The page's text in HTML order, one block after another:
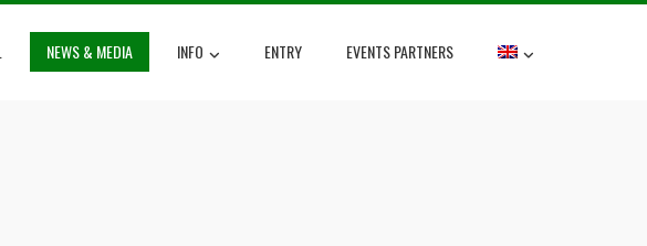
NEWS & MEDIA INFO ENTRY EVENTS PARTNERS